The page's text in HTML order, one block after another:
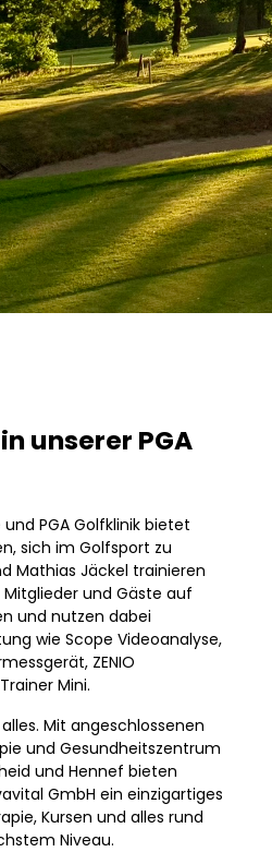
unserer PGA
PGA Golfklinik bietet
sich im Golfsport zu
Mathias Jäckel trainieren
und Gäste auf
und nutzen dabei
wie Scope Videoanalyse,
ZENIO
Mini.
Mit angeschlossenen
und Gesundheitszentrum
und Hennef bieten
GmbH ein einzigartiges
Kursen und alles rund
Niveau.